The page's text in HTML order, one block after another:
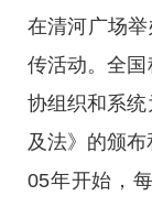
在清河广场举
传活动。全
协组织和系
及法》的颁
05年开始，